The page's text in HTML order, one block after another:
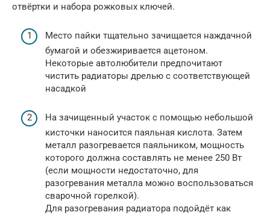
отвёртки и набора рожковых ключей.
Место пайки тщательно зачищается наждачной
бумагой и обезжиривается ацетоном.
Некоторые автолюбители предпочитают
чистить радиаторы дрелью с соответствующей
насадкой
На зачищенный участок с помощью небольшой
кисточки наносится паяльная кислота. Затем
металл разогревается паяльником, мощность
которого должна составлять не менее 250 Вт
(если мощности недостаточно, для
разогревания металла можно воспользоваться
сварочной горелкой).
Для разогревания радиатора подойдёт как